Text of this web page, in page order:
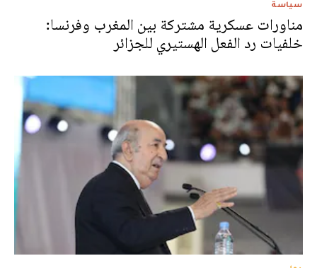
سياسة
مناورات عسكرية مشتركة بين المغرب وفرنسا:
خلفيات رد الفعل الهستيري للجزائر